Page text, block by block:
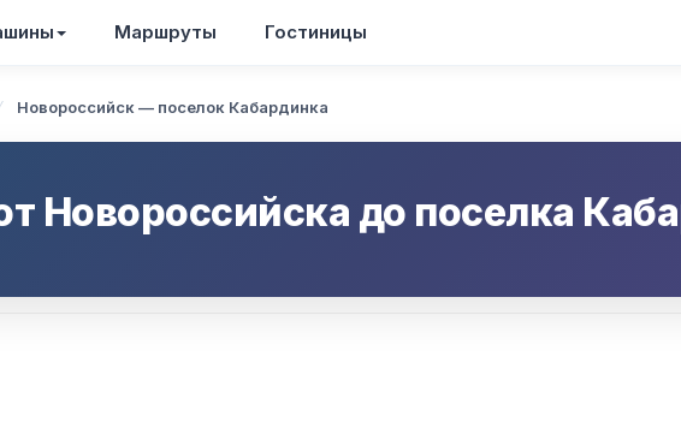
Маршруты Гостиницы
Новороссийск — поселок Кабардинка
Новороссийска до поселка